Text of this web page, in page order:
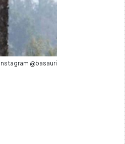
@basauri